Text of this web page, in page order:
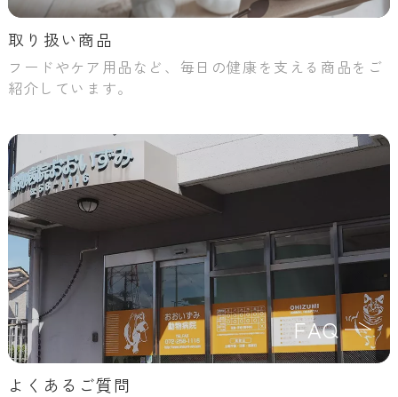
取り扱い商品
フードやケア用品など、毎日の健康を支える商品をご
紹介しています。
FAQ
よくあるご質問